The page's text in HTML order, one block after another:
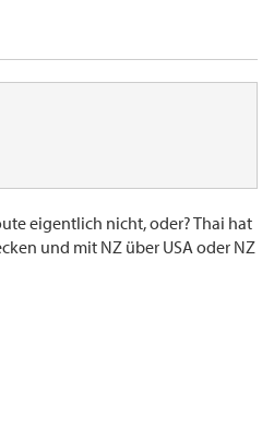
eigentlich nicht, oder? Thai hat
und mit NZ über USA oder NZ